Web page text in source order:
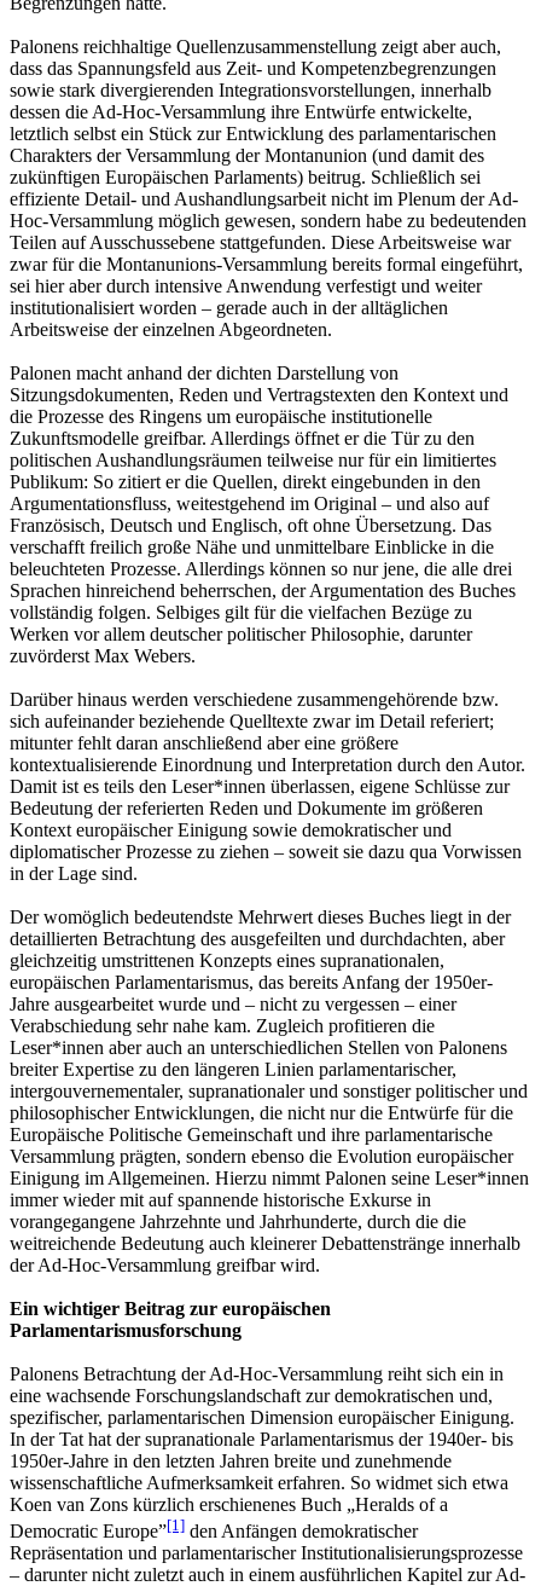
Palonens reichhaltige Quellenzusammenstellung zeigt aber auch,
dass das Spannungsfeld aus Zeit- und Kompetenzbegrenzungen
sowie stark divergierenden Integrationsvorstellungen, innerhalb
dessen die Ad-Hoc-Versammlung ihre Entwürfe entwickelte,
letztlich selbst ein Stück zur Entwicklung des parlamentarischen
Charakters der Versammlung der Montanunion (und damit des
zukünftigen Europäischen Parlaments) beitrug. Schließlich sei
effiziente Detail- und Aushandlungsarbeit nicht im Plenum der Ad-
Hoc-Versammlung möglich gewesen, sondern habe zu bedeutenden
Teilen auf Ausschussebene stattgefunden. Diese Arbeitsweise war
zwar für die Montanunions-Versammlung bereits formal eingeführt,
sei hier aber durch intensive Anwendung verfestigt und weiter
institutionalisiert worden – gerade auch in der alltäglichen
Arbeitsweise der einzelnen Abgeordneten.
Palonen macht anhand der dichten Darstellung von
Sitzungsdokumenten, Reden und Vertragstexten den Kontext und
die Prozesse des Ringens um europäische institutionelle
Zukunftsmodelle greifbar. Allerdings öffnet er die Tür zu den
politischen Aushandlungsräumen teilweise nur für ein limitiertes
Publikum: So zitiert er die Quellen, direkt eingebunden in den
Argumentationsfluss, weitestgehend im Original – und also auf
Französisch, Deutsch und Englisch, oft ohne Übersetzung. Das
verschafft freilich große Nähe und unmittelbare Einblicke in die
beleuchteten Prozesse. Allerdings können so nur jene, die alle drei
Sprachen hinreichend beherrschen, der Argumentation des Buches
vollständig folgen. Selbiges gilt für die vielfachen Bezüge zu
Werken vor allem deutscher politischer Philosophie, darunter
zuvörderst Max Webers.
Darüber hinaus werden verschiedene zusammengehörende bzw.
sich aufeinander beziehende Quelltexte zwar im Detail referiert;
mitunter fehlt daran anschließend aber eine größere
kontextualisierende Einordnung und Interpretation durch den Autor.
Damit ist es teils den Leser*innen überlassen, eigene Schlüsse zur
Bedeutung der referierten Reden und Dokumente im größeren
Kontext europäischer Einigung sowie demokratischer und
diplomatischer Prozesse zu ziehen – soweit sie dazu qua Vorwissen
in der Lage sind.
Der womöglich bedeutendste Mehrwert dieses Buches liegt in der
detaillierten Betrachtung des ausgefeilten und durchdachten, aber
gleichzeitig umstrittenen Konzepts eines supranationalen,
europäischen Parlamentarismus, das bereits Anfang der 1950er-
Jahre ausgearbeitet wurde und – nicht zu vergessen – einer
Verabschiedung sehr nahe kam. Zugleich profitieren die
Leser*innen aber auch an unterschiedlichen Stellen von Palonens
breiter Expertise zu den längeren Linien parlamentarischer,
intergouvernementaler, supranationaler und sonstiger politischer und
philosophischer Entwicklungen, die nicht nur die Entwürfe für die
Europäische Politische Gemeinschaft und ihre parlamentarische
Versammlung prägten, sondern ebenso die Evolution europäischer
Einigung im Allgemeinen. Hierzu nimmt Palonen seine Leser*innen
immer wieder mit auf spannende historische Exkurse in
vorangegangene Jahrzehnte und Jahrhunderte, durch die die
weitreichende Bedeutung auch kleinerer Debattenstränge innerhalb
der Ad-Hoc-Versammlung greifbar wird.
Ein wichtiger Beitrag zur europäischen
Parlamentarismusforschung
Palonens Betrachtung der Ad-Hoc-Versammlung reiht sich ein in
eine wachsende Forschungslandschaft zur demokratischen und,
spezifischer, parlamentarischen Dimension europäischer Einigung.
In der Tat hat der supranationale Parlamentarismus der 1940er- bis
1950er-Jahre in den letzten Jahren breite und zunehmende
wissenschaftliche Aufmerksamkeit erfahren. So widmet sich etwa
Koen van Zons kürzlich erschienenes Buch „Heralds of a
Democratic Europe”[1] den Anfängen demokratischer
Repräsentation und parlamentarischer Institutionalisierungsprozesse
– darunter nicht zuletzt auch in einem ausführlichen Kapitel zur Ad-